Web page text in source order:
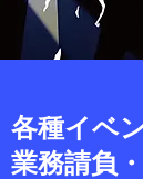
各種イベ
業務請負